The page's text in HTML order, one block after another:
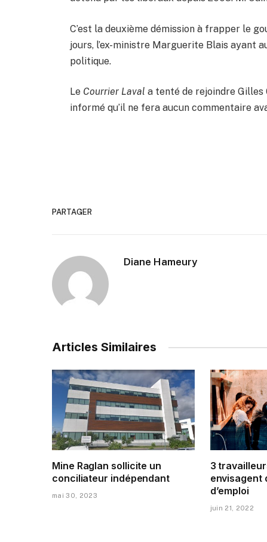
C’est la deuxième démission à frapper le
jours, l’ex-ministre Marguerite Blais ayant
politique.
Le Courrier Laval a tenté de rejoindre Gilles
informé qu’il ne fera aucun commentaire
PARTAGER
Diane Hameury
Articles Similaires
Mine Raglan sollicite un
conciliateur indépendant
mai 30, 2023
3
envisagent
d’emploi
juin 21, 2022